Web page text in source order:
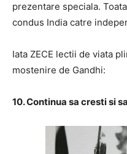
prezentare speciala.
condus India catre
Iata ZECE lectii de viata
mostenire de Gandhi:
10. Continua sa cresti si